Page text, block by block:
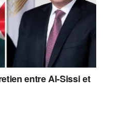
entre Al-Sissi et